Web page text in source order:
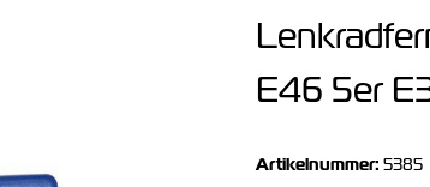
E46 5er
Artikelnummer: 5385